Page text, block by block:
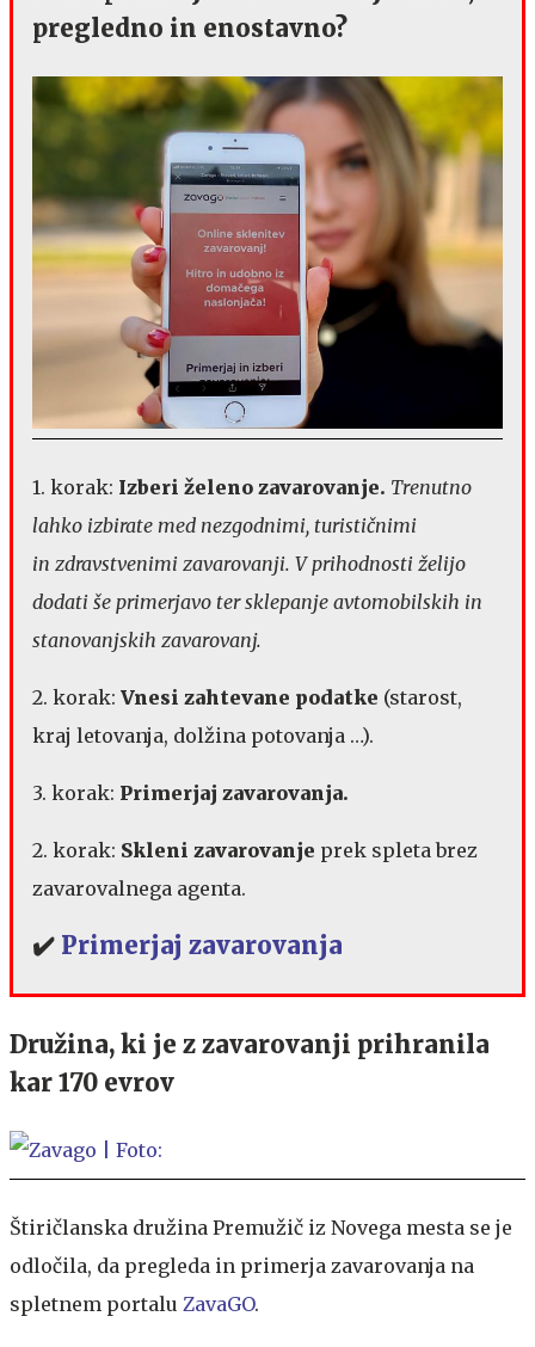
pregledno in enostavno?
1. korak: Izberi želeno zavarovanje. Trenutno
lahko izbirate med nezgodnimi, turističnimi
in zdravstvenimi zavarovanji. V prihodnosti želijo
dodati še primerjavo ter sklepanje avtomobilskih in
stanovanjskih zavarovanj.
2. korak: Vnesi zahtevane podatke (starost,
kraj letovanja, dolžina potovanja …).
3. korak: Primerjaj zavarovanja.
2. korak: Skleni zavarovanje prek spleta brez
zavarovalnega agenta.
✔️ Primerjaj zavarovanja
Družina, ki je z zavarovanji prihranila
kar 170 evrov
Štiričlanska družina Premužič iz Novega mesta se je
odločila, da pregleda in primerja zavarovanja na
spletnem portalu ZavaGO.